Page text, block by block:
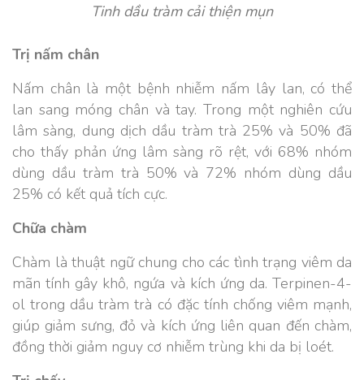
Tinh dầu tràm cải thiện mụn
Trị nấm chân
Nấm chân là một bệnh nhiễm nấm lây lan, có thể
lan sang móng chân và tay. Trong một nghiên cứu
lâm sàng, dung dịch dầu tràm trà 25% và 50% đã
cho thấy phản ứng lâm sàng rõ rệt, với 68% nhóm
dùng dầu tràm trà 50% và 72% nhóm dùng dầu
25% có kết quả tích cực.
Chữa chàm
Chàm là thuật ngữ chung cho các tình trạng viêm da
mãn tính gây khô, ngứa và kích ứng da. Terpinen-4-
ol trong dầu tràm trà có đặc tính chống viêm mạnh,
giúp giảm sưng, đỏ và kích ứng liên quan đến chàm,
đồng thời giảm nguy cơ nhiễm trùng khi da bị loét.